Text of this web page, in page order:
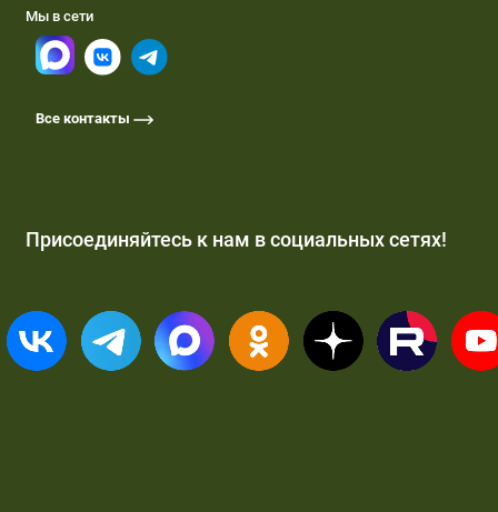
Мы в сети
Все контакты
Присоединяйтесь к нам в социальных сетях!